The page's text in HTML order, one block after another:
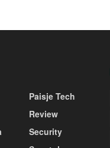
Paisje Tech
Review
Security